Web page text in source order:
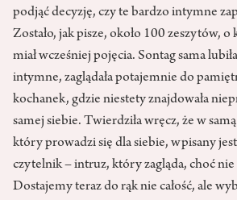
podjąć decyzję, czy te bardzo intymne
Zostało, jak pisze, około 100 zeszytów,
miał wcześniej pojęcia. Sontag sama
intymne, zaglądała potajemnie do
kochanek, gdzie niestety znajdowała
samej siebie. Twierdziła wręcz, że w
który prowadzi się dla siebie, wpisany
czytelnik – intruz, który zagląda, choć
Dostajemy teraz do rąk nie całość, ale